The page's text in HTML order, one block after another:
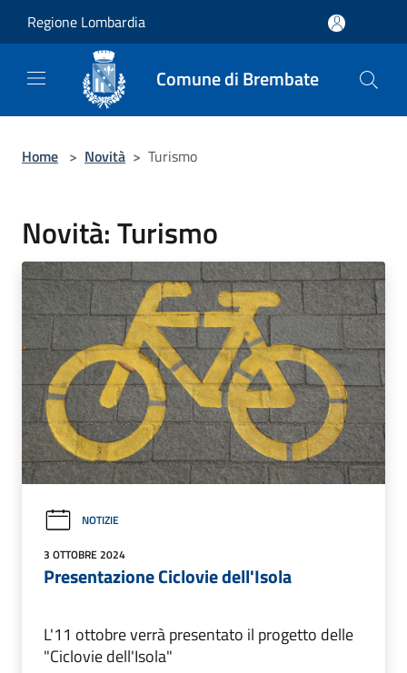
Regione Lombardia
Comune di Brembate
Home > Novità > Turismo
Novità: Turismo
NOTIZIE
3 OTTOBRE 2024
Presentazione Ciclovie dell'Isola
L'11 ottobre verrà presentato il progetto delle
"Ciclovie dell'Isola"